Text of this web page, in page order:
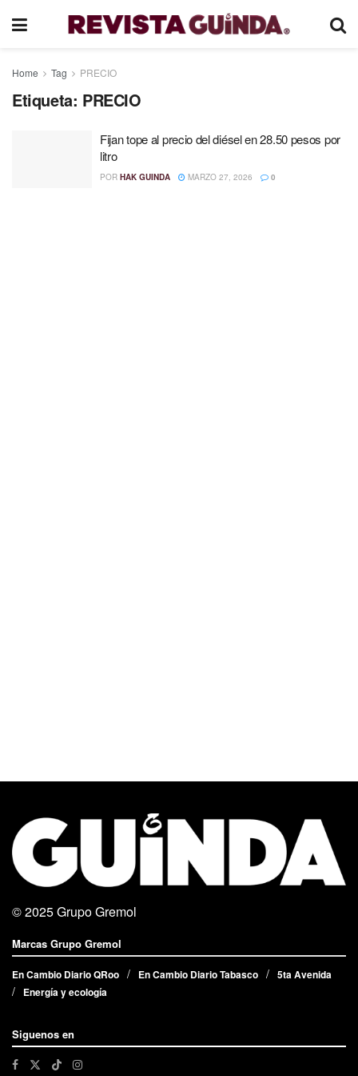
Home Tag PRECIO
Etiqueta: PRECIO
Fijan tope al precio del diésel en 28.50 pesos por
litro
POR HAK GUINDA MARZO 27, 2026 0
© 2025Grupo Gremol
Marcas Grupo Gremol
En Cambio Diario QRoo En Cambio Diario Tabasco
5ta Avenida
Energía y ecología
Siguenos en